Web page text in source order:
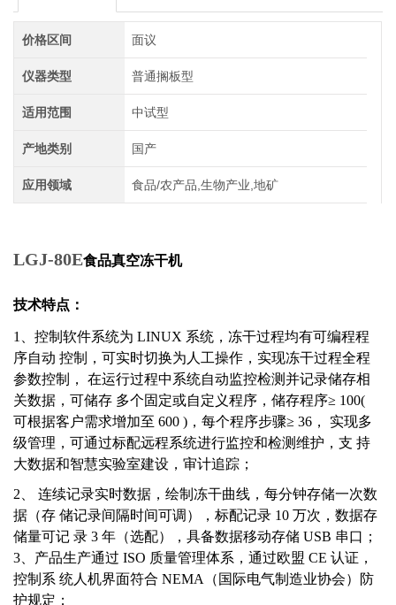
价格区间 面议
仪器类型 普通搁板型
适用范围 中试型
产地类别 国产
应用领域 食品/农产品,生物产业,地矿
LGJ-80E食品真空冻干机
技术特点 ：
1、控制软件系统为 LINUX 系统，冻干过程均有可编程程
序自动 控制，可实时切换为人工操作，实现冻干过程全程
参数控制， 在运行过程中系统自动监控检测并记录储存相
关数据，可储存 多个固定或自定义程序，储存程序≥ 100(
可根据客户需求增加至 600 )，每个程序步骤≥ 36， 实现多
级管理，可通过标配远程系统进行监控和检测维护，支 持
大数据和智慧实验室建设，审计追踪；
2、 连续记录实时数据，绘制冻干曲线，每分钟存储一次数
据（存 储记录间隔时间可调），标配记录 10 万次，数据存
储量可记 录 3 年（选配），具备数据移动存储 USB 串口；
3、产品生产通过 ISO 质量管理体系，通过欧盟 CE 认证，
控制系 统人机界面符合 NEMA（国际电气制造业协会）防
护规定；